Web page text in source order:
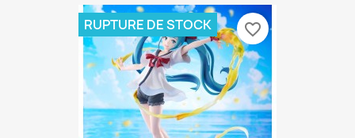
RUPTURE DE STOCK favorite_border